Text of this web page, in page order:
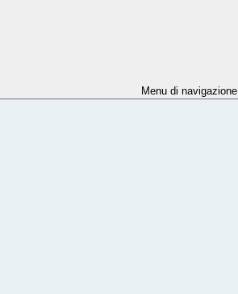
Menu di navigazione